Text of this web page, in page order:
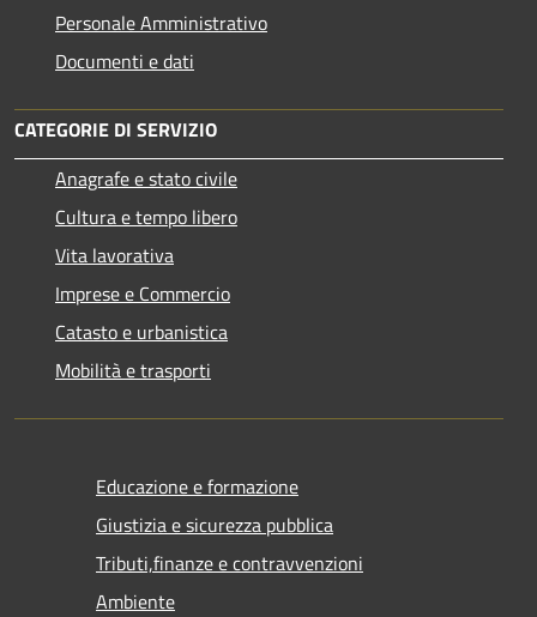
Personale Amministrativo
Documenti e dati
CATEGORIE DI SERVIZIO
Anagrafe e stato civile
Cultura e tempo libero
Vita lavorativa
Imprese e Commercio
Catasto e urbanistica
Mobilità e trasporti
Educazione e formazione
Giustizia e sicurezza pubblica
Tributi,finanze e contravvenzioni
Ambiente